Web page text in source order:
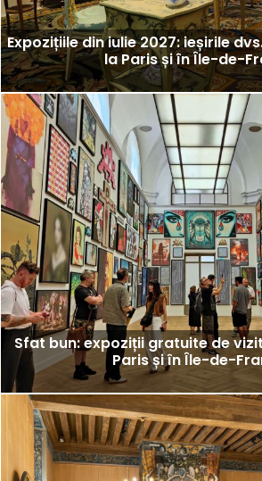
Expozițiile din iulie 2027: ieșirile
la Paris și în Île-de-
Sfat bun: expoziții gratuite de
Paris și în Île-de-